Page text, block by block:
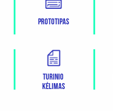
Prototipas
Turinio
kėlimas